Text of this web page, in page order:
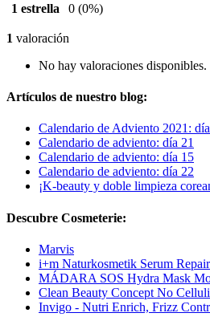
1 estrella
0 (0%)
1 valoración
No hay valoraciones disponibles.
Artículos de nuestro blog:
Calendario de Adviento 2021:
Calendario de adviento: día 21
Calendario de adviento: día 15
Calendario de adviento: día 22
¡K-beauty y doble limpieza
Descubre Cosmeterie:
Marvis
i+m Naturkosmetik Serum
MÁDARA SOS Hydra Mask
Clean Beauty Concept No
Invigo - Nutri Enrich, Frizz